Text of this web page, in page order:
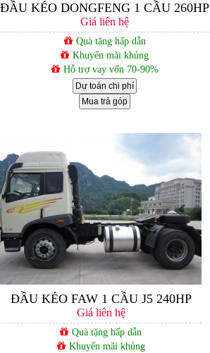
ĐẦU KÉO DONGFENG 1 CẦU 260HP
Giá liên hệ
Quà tặng hấp dẫn
Khuyến mãi khủng
Hỗ trợ vay vốn 70-90%
Dự toán chi phí
Mua trả góp
ĐẦU KÉO FAW 1 CẦU J5 240HP
Giá liên hệ
Quà tặng hấp dẫn
Khuyến mãi khủng